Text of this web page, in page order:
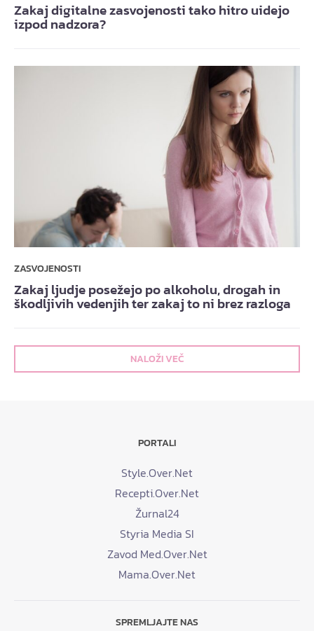
Zakaj digitalne zasvojenosti tako hitro uidejo
izpod nadzora?
ZASVOJENOSTI
Zakaj ljudje posežejo po alkoholu, drogah in
škodljivih vedenjih ter zakaj to ni brez razloga
NALOŽI VEČ
PORTALI
Style.Over.Net
Recepti.Over.Net
Žurnal24
Styria Media SI
Zavod Med.Over.Net
Mama.Over.Net
SPREMLJAJTE NAS